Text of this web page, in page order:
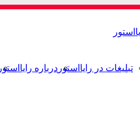
تبلیغات در رایااستور درباره رایااستور